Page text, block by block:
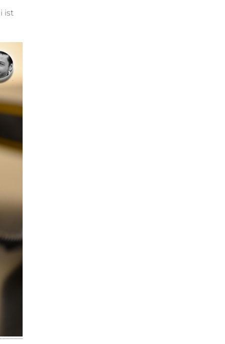
ist